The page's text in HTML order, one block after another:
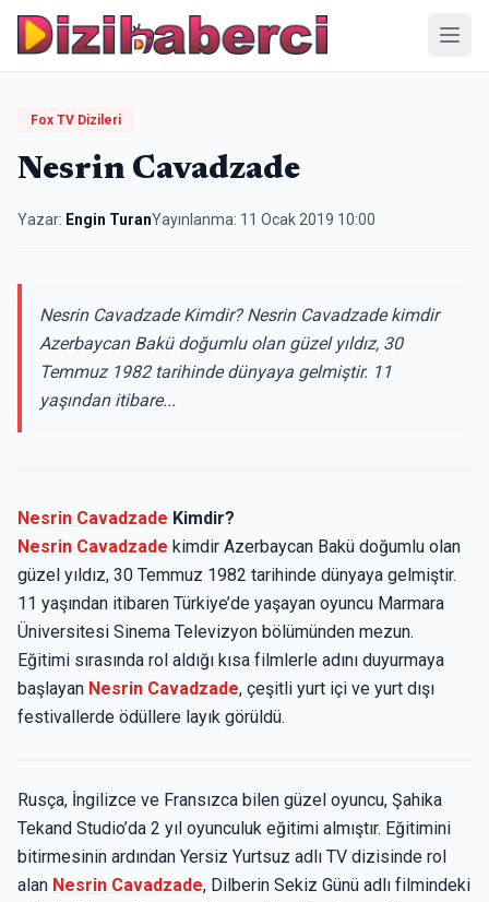
Fox TV Dizileri
Nesrin Cavadzade
Yazar: Engin TuranYayınlanma: 11 Ocak 2019 10:00
Nesrin Cavadzade Kimdir? Nesrin Cavadzade kimdir
Azerbaycan Bakü doğumlu olan güzel yıldız, 30
Temmuz 1982 tarihinde dünyaya gelmiştir. 11
yaşından itibare...
Nesrin Cavadzade Kimdir?
Nesrin Cavadzade kimdir Azerbaycan Bakü doğumlu olan
güzel yıldız, 30 Temmuz 1982 tarihinde dünyaya gelmiştir.
11 yaşından itibaren Türkiye’de yaşayan oyuncu Marmara
Üniversitesi Sinema Televizyon bölümünden mezun.
Eğitimi sırasında rol aldığı kısa filmlerle adını duyurmaya
başlayan Nesrin Cavadzade, çeşitli yurt içi ve yurt dışı
festivallerde ödüllere layık görüldü.
Rusça, İngilizce ve Fransızca bilen güzel oyuncu, Şahika
Tekand Studio’da 2 yıl oyunculuk eğitimi almıştır. Eğitimini
bitirmesinin ardından Yersiz Yurtsuz adlı TV dizisinde rol
alan Nesrin Cavadzade, Dilberin Sekiz Günü adlı filmindeki